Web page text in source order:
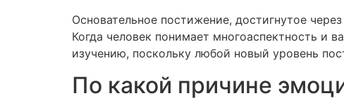
Основательное постижение, достигнутое
Когда человек понимает многоаспектность и
изучению, поскольку любой новый уровень
По какой причине